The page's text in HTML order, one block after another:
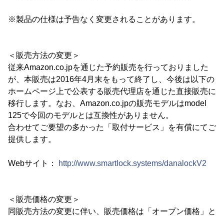
※製品の仕様は予告なく変更されることがあります。
＜販売方法の変更＞
従来Amazon.co.jpを通じた予約販売を行っておりました
が、本販売は2016年4月末をもって終了し、今後は以下の
ホームページ上で公表する販売代理店を通じた直接販売に
移行します。なお、Amazon.co.jpの販売モデルはmodel
125で今回のモデルとは互換性がありません。
合わせてご要望の多かった「取付サービス」を有償にてご
提供します。
Webサイト： http://www.smartlock.systems/danalockV2
＜販売価格の変更＞
同販売方法の変更に伴い、販売価格は「オープン価格」と